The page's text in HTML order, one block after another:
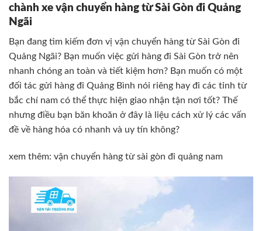
chành xe vận chuyển hàng từ Sài Gòn đi Quảng
Ngãi
Bạn đang tìm kiếm đơn vị vận chuyển hàng từ Sài Gòn đi
Quảng Ngãi? Bạn muốn việc gửi hàng đi Sài Gòn trở nên
nhanh chóng an toàn và tiết kiệm hơn? Bạn muốn có một
đối tác gửi hàng đi Quảng Bình nói riêng hay đi các tỉnh từ
bắc chí nam có thể thực hiện giao nhận tận nơi tốt? Thế
nhưng điều bạn băn khoăn ở đây là liệu cách xử lý các vấn
đề về hàng hóa có nhanh và uy tín không?
xem thêm: vận chuyển hàng từ sài gòn đi quảng nam